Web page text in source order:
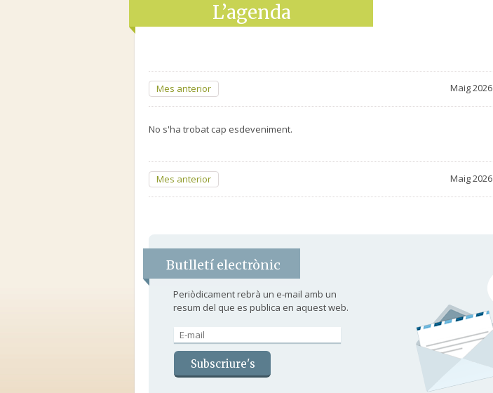
L’agenda
Mes anterior Maig 2026
No s'ha trobat cap esdeveniment.
Mes anterior Maig 2026
Butlletí electrònic
Periòdicament rebrà un e-mail amb un
resum del que es publica en aquest web.